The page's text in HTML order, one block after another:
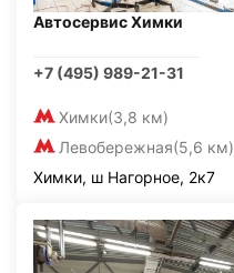
Автосервис Химки
+7 (495) 989-21-31
Химки(3,8 км)
Левобережная(5,6 км)
Химки, ш Нагорное, 2к7